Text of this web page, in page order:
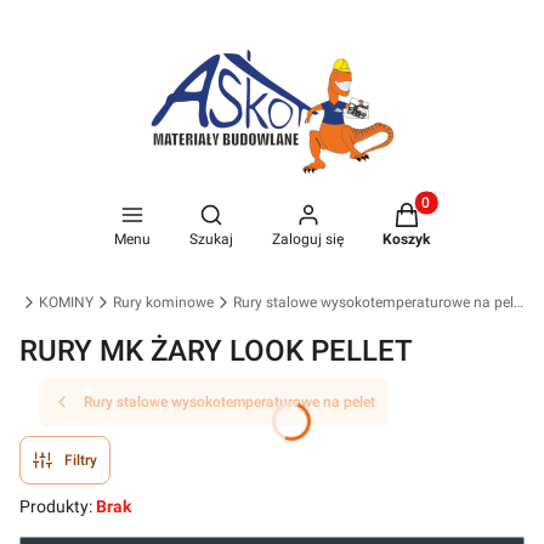
Menu
Otwórz wyszukiwarkę
Szukaj Zaloguj się
Produkty w
Koszyk
KOMINY Rury kominowe Rury stalowe wysokotemperaturowe na pelet
RURY MK ŻARY LOOK PELLET
Rury stalowe wysokotemperaturowe na pelet
Filtry
Produkty:Brak